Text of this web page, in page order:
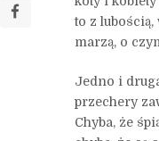
to z lubością,
marzą, o
Jedno i
przechery
Chyba, że